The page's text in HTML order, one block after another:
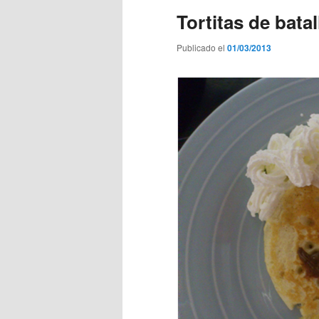
Tortitas de
Publicado el 01/03/2013